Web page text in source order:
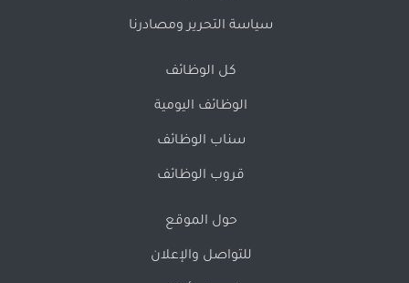
سياسة التحرير ومصادرنا
كل الوظائف
الوظائف اليومية
سناب الوظائف
قروب الوظائف
حول الموقع
للتواصل والإعلان